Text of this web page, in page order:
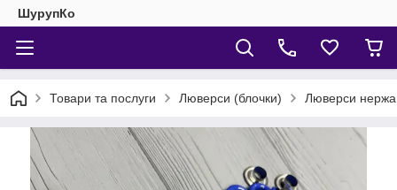
ШурупКо
Товари та послуги Люверси (блочки) Люверси